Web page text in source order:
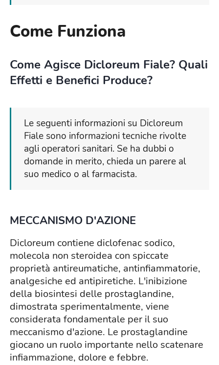
Come Funziona
Come Agisce Dicloreum Fiale? Quali
Effetti e Benefici Produce?
Le seguenti informazioni su Dicloreum
Fiale sono informazioni tecniche rivolte
agli operatori sanitari. Se ha dubbi o
domande in merito, chieda un parere al
suo medico o al farmacista.
MECCANISMO D'AZIONE
Dicloreum contiene diclofenac sodico,
molecola non steroidea con spiccate
proprietà antireumatiche, antinfiammatorie,
analgesiche ed antipiretiche. L'inibizione
della biosintesi delle prostaglandine,
dimostrata sperimentalmente, viene
considerata fondamentale per il suo
meccanismo d'azione. Le prostaglandine
giocano un ruolo importante nello scatenare
infiammazione, dolore e febbre.